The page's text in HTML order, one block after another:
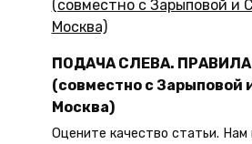
ПОДАЧА СЛЕВА.
(совместно с Зарыповой
Москва)
Оцените качество статьи.